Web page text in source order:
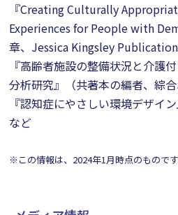
『Creating Culturally
Experiences for People with
章、Jessica Kingsley
『高齢者施設の整備状況と介護
分析研究』（共著本の編者、綜合
『認知症にやさしい環境デザイ
など
※この情報は、2024年1月時点のものです